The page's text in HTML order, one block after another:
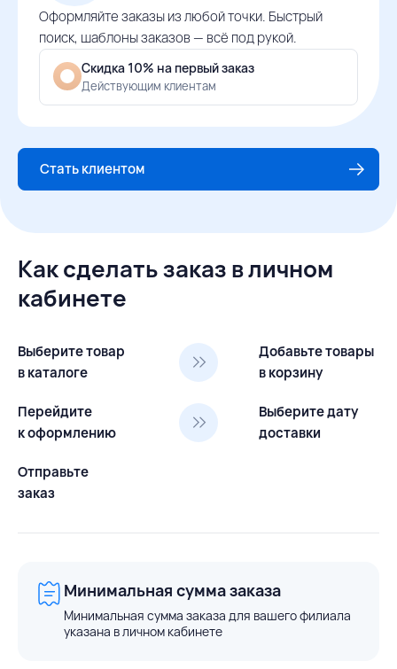
Оформляйте заказы из любой точки. Быстрый
поиск, шаблоны заказов — всё под рукой.
Скидка 10% на первый заказ
Действующим клиентам
Стать клиентом
Как сделать заказ в личном
кабинете
Выберите товар
в каталоге
Добавьте товары
в корзину
Перейдите
к оформлению
Выберите дату
доставки
Отправьте
заказ
Минимальная сумма заказа
Минимальная сумма заказа для вашего филиала
указана в личном кабинете